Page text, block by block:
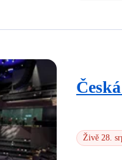
Živě 28.